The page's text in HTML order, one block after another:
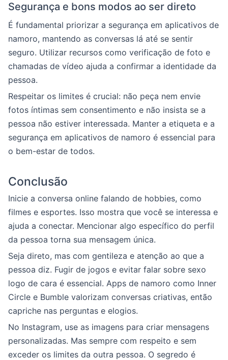
Segurança e bons modos ao ser direto
É fundamental priorizar a segurança em aplicativos de
namoro, mantendo as conversas lá até se sentir
seguro. Utilizar recursos como verificação de foto e
chamadas de vídeo ajuda a confirmar a identidade da
pessoa.
Respeitar os limites é crucial: não peça nem envie
fotos íntimas sem consentimento e não insista se a
pessoa não estiver interessada. Manter a etiqueta e a
segurança em aplicativos de namoro é essencial para
o bem-estar de todos.
Conclusão
Inicie a conversa online falando de hobbies, como
filmes e esportes. Isso mostra que você se interessa e
ajuda a conectar. Mencionar algo específico do perfil
da pessoa torna sua mensagem única.
Seja direto, mas com gentileza e atenção ao que a
pessoa diz. Fugir de jogos e evitar falar sobre sexo
logo de cara é essencial. Apps de namoro como Inner
Circle e Bumble valorizam conversas criativas, então
capriche nas perguntas e elogios.
No Instagram, use as imagens para criar mensagens
personalizadas. Mas sempre com respeito e sem
exceder os limites da outra pessoa. O segredo é